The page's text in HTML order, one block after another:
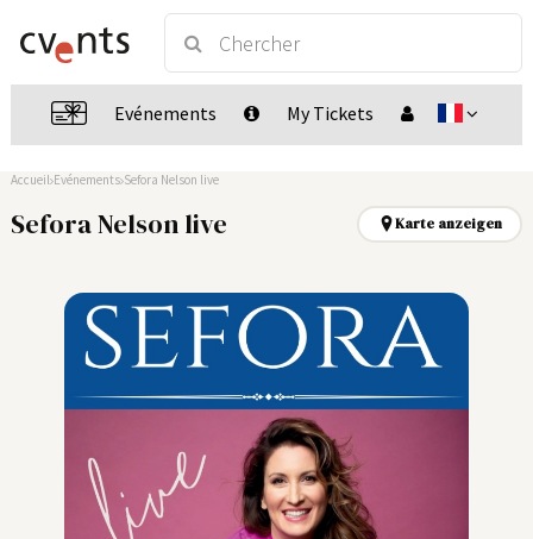
Evénements My Tickets
Accueil Evénements Sefora Nelson live
Sefora Nelson live Karte anzeigen